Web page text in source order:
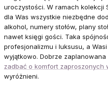
uroczystości. W ramach kolekcji
dla Was wszystkie niezbędne
alkohol, numery stołów, plany
nawet księgi gości. Taka
profesjonalizmu i luksusu, a
wyjątkowo. Dobrze
zadbać o komfort zaproszonych
wyróżnieni.